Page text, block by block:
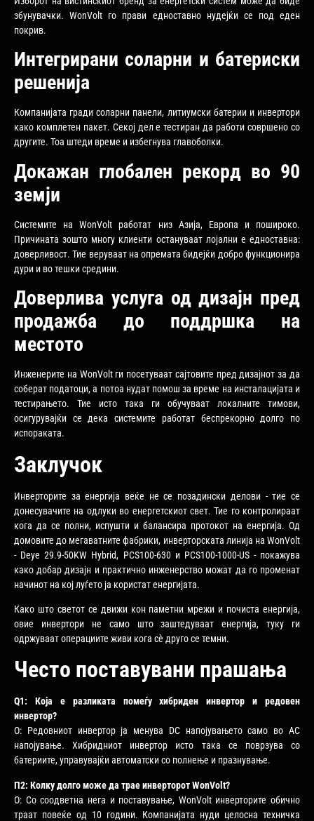
збунувачки. WonVolt го прави едноставно нудејќи се под еден
покрив.
Интегрирани соларни и батериски
решенија
Компанијата гради соларни панели, литиумски батерии и инвертори
како комплетен пакет. Секој дел е тестиран да работи совршено со
другите. Тоа штеди време и избегнува главоболки.
Докажан глобален рекорд во 90
земји
Системите на WonVolt работат низ Азија, Европа и пошироко.
Причината зошто многу клиенти остануваат лојални е едноставна:
доверливост. Тие веруваат на опремата бидејќи добро функционира
дури и во тешки средини.
Доверлива услуга од дизајн пред
продажба до поддршка на
местото
Инженерите на WonVolt ги посетуваат сајтовите пред дизајнот за да
соберат податоци, а потоа нудат помош за време на инсталацијата и
тестирањето. Тие исто така ги обучуваат локалните тимови,
осигурувајќи се дека системите работат беспрекорно долго по
испораката.
Заклучок
Инверторите за енергија веќе не се позадински делови - тие се
донесувачите на одлуки во енергетскиот свет. Тие го контролираат
кога да се полни, испушти и балансира протокот на енергија. Од
домовите до мегаватните фабрики, инверторската линија на WonVolt
- Deye 29.9-50KW Hybrid, PCS100-630 и PCS100-1000-US - покажува
како добар дизајн и практично инженерство можат да го променат
начинот на кој луѓето ја користат енергијата.
Како што светот се движи кон паметни мрежи и почиста енергија,
овие инвертори не само што заштедуваат енергија, туку ги
одржуваат операциите живи кога сè друго се темни.
Често поставувани прашања
Q1: Која е разликата помеѓу хибриден инвертор и редовен
инвертор?
О: Редовниот инвертор ја менува DC напојувањето само во AC
напојување. Хибридниот инвертор исто така се поврзува со
батериите, управувајќи автоматски со полнење и празнување.
П2: Колку долго може да трае инверторот WonVolt?
О: Со соодветна нега и поставување, WonVolt инверторите обично
траат повеќе од 10 години. Компанијата нуди целосна техничка